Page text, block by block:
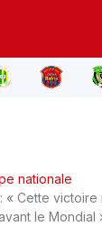
nationale
« Cette
le Mondial